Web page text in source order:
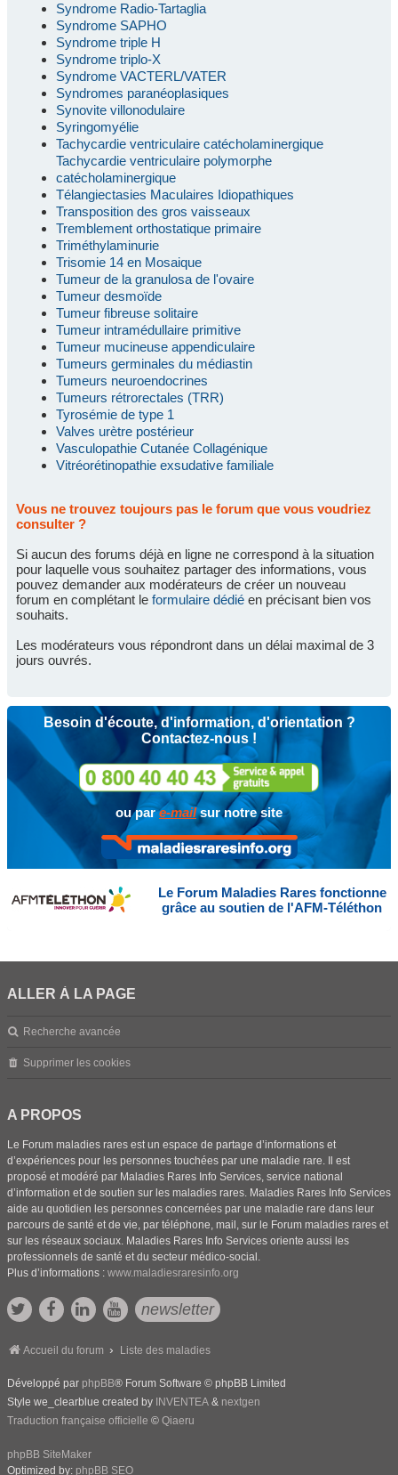
Syndrome Radio-Tartaglia
Syndrome SAPHO
Syndrome triple H
Syndrome triplo-X
Syndrome VACTERL/VATER
Syndromes paranéoplasiques
Synovite villonodulaire
Syringomyélie
Tachycardie ventriculaire catécholaminergique
Tachycardie ventriculaire polymorphe
catécholaminergique
Télangiectasies Maculaires Idiopathiques
Transposition des gros vaisseaux
Tremblement orthostatique primaire
Triméthylaminurie
Trisomie 14 en Mosaique
Tumeur de la granulosa de l'ovaire
Tumeur desmoïde
Tumeur fibreuse solitaire
Tumeur intramédullaire primitive
Tumeur mucineuse appendiculaire
Tumeurs germinales du médiastin
Tumeurs neuroendocrines
Tumeurs rétrorectales (TRR)
Tyrosémie de type 1
Valves urètre postérieur
Vasculopathie Cutanée Collagénique
Vitréorétinopathie exsudative familiale
Vous ne trouvez toujours pas le forum que vous voudriez
consulter ?
Si aucun des forums déjà en ligne ne correspond à la situation
pour laquelle vous souhaitez partager des informations, vous
pouvez demander aux modérateurs de créer un nouveau
forum en complétant le formulaire dédié en précisant bien vos
souhaits.
Les modérateurs vous répondront dans un délai maximal de 3
jours ouvrés.
Besoin d'écoute, d'information, d'orientation ?
Contactez-nous !
ou pare-mailsur notre site
Le Forum Maladies Rares fonctionne
grâce au soutien de l'AFM-Téléthon
ALLER À LA PAGE
Recherche avancée
Supprimer les cookies
A PROPOS
Le Forum maladies rares est un espace de partage d’informations et
d’expériences pour les personnes touchées par une maladie rare. Il est
proposé et modéré par Maladies Rares Info Services, service national
d’information et de soutien sur les maladies rares. Maladies Rares Info Services
aide au quotidien les personnes concernées par une maladie rare dans leur
parcours de santé et de vie, par téléphone, mail, sur le Forum maladies rares et
sur les réseaux sociaux. Maladies Rares Info Services oriente aussi les
professionnels de santé et du secteur médico-social.
Plus d’informations : www.maladiesraresinfo.org
newsletter
Accueil du forum Liste des maladies
Développé par phpBB® Forum Software © phpBB Limited
Style we_clearblue created by INVENTEA & nextgen
Traduction française officielle © Qiaeru
phpBB SiteMaker
Optimized by: phpBB SEO